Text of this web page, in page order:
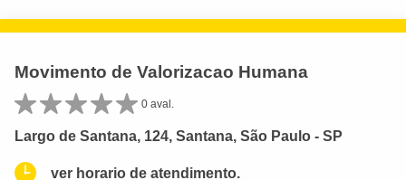
Movimento de Valorizacao Humana
0 aval.
Largo de Santana, 124, Santana, São Paulo - SP
ver horario de atendimento.